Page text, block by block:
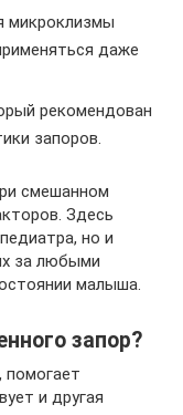
микроклизмы
даже
рекомендован
запоров.
смешанном
Здесь
но и
за любыми
малыша.
запор?
помогает
и другая